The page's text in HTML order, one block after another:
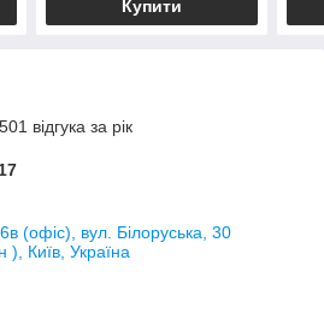
Купити
відгука за рік
(офіс), вул. Білоруська, 30
), Київ, Україна